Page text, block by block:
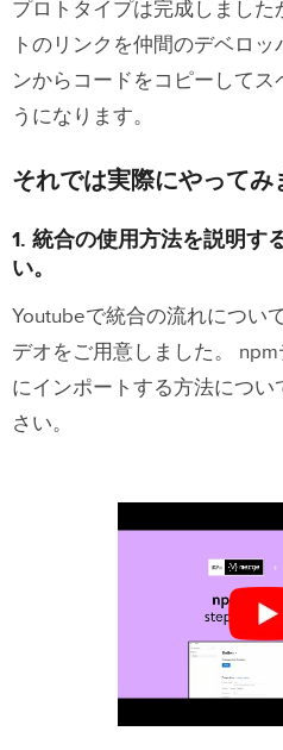
プロトタイプは完成しました
トのリンクを仲間のデベロ
ンからコードをコピーしてス
うになります。
それでは実際にやってみ
1. 統合の使用方法を説明す
い。
Youtubeで統合の流れについ
デオをご用意しました。
にインポートする方法につ
さい。